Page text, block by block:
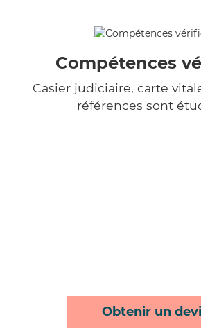
Compétences
Casier judiciaire, carte
références sont
Obtenir un